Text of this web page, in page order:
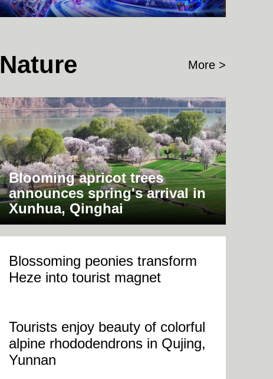
Nature More >
Blooming apricot trees
announces spring's arrival in
Xunhua, Qinghai
Blossoming peonies transform
Heze into tourist magnet
Tourists enjoy beauty of colorful
alpine rhododendrons in Qujing,
Yunnan